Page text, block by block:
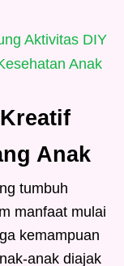
Aktivitas DIY
Anak
Anak
tumbuh
manfaat mulai
kemampuan
anak diajak